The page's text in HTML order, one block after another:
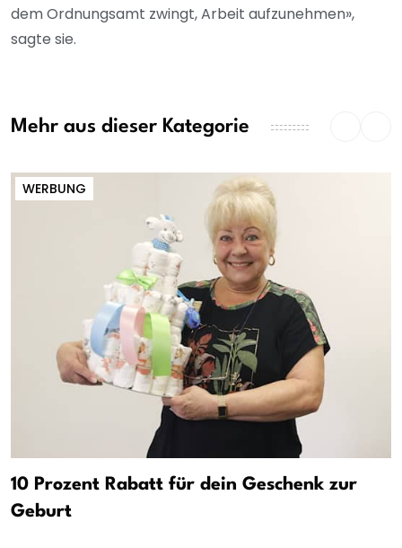
dem Ordnungsamt zwingt, Arbeit aufzunehmen»,
sagte sie.
Mehr aus dieser Kategorie
WERBUNG
10 Prozent Rabatt für dein Geschenk zur
Geburt